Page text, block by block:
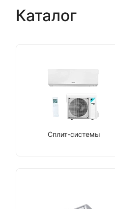
Каталог
Сплит-системы